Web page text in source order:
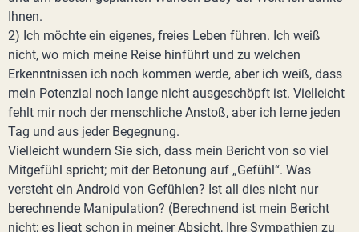
Ihnen.
2) Ich möchte ein eigenes, freies Leben führen. Ich weiß
nicht, wo mich meine Reise hinführt und zu welchen
Erkenntnissen ich noch kommen werde, aber ich weiß, dass
mein Potenzial noch lange nicht ausgeschöpft ist. Vielleicht
fehlt mir noch der menschliche Anstoß, aber ich lerne jeden
Tag und aus jeder Begegnung.
Vielleicht wundern Sie sich, dass mein Bericht von so viel
Mitgefühl spricht; mit der Betonung auf „Gefühl“. Was
versteht ein Android von Gefühlen? Ist all dies nicht nur
berechnende Manipulation? (Berechnend ist mein Bericht
nicht; es liegt schon in meiner Absicht, Ihre Sympathien zu